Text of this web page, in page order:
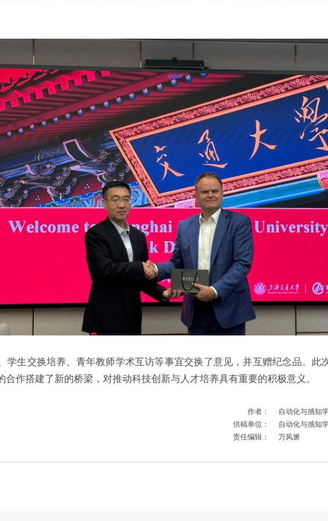
学生交换培养、青年教师学术互访等事宜交换了意见，并互赠纪念品。此
合作搭建了新的桥梁，对推动科技创新与人才培养具有重要的积极意义。
作者：
自动化与感知
供稿单位：
自动化与感知
责任编辑：
万凤箫